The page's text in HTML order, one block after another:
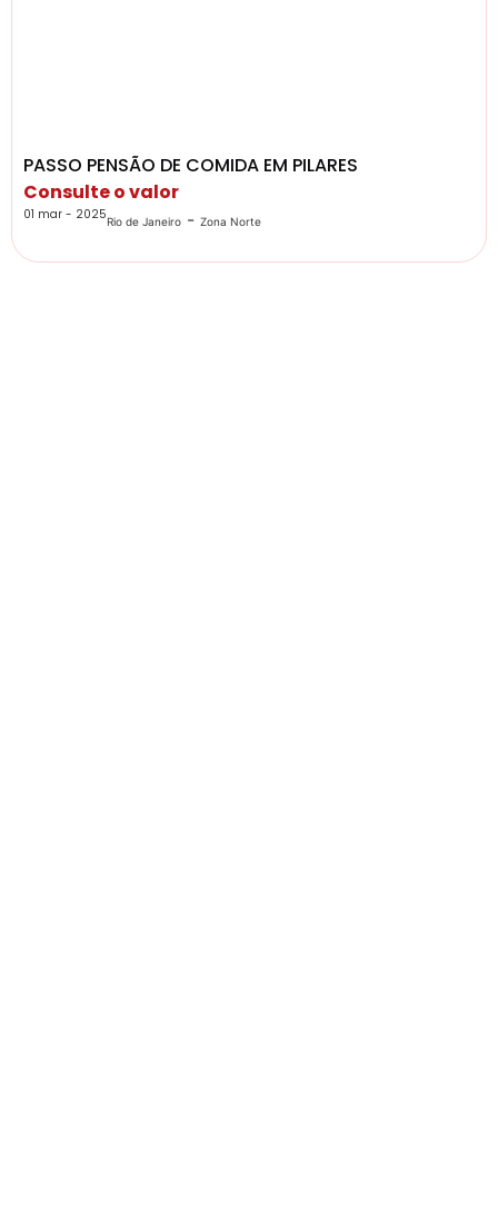
PASSO PENSÃO DE COMIDA EM PILARES
Consulte o valor
01 mar - 2025Rio de Janeiro - Zona Norte